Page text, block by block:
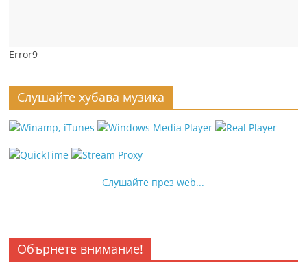
Error9
Слушайте хубава музика
Слушайте през web...
Обърнете внимание!